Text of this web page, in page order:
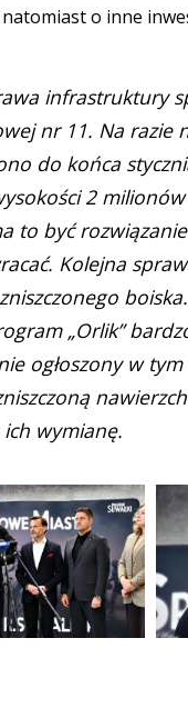
o inne
infrastruktury
nr 11. Na razie
do końca
2
to być
Kolejna
„Orlik”
ogłoszony w
wymianę.